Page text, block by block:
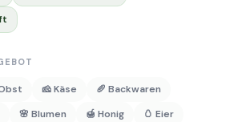
🧀 Käse
🥖 Backwaren
🌸 Blumen 🍯 Honig 🥚 Eier